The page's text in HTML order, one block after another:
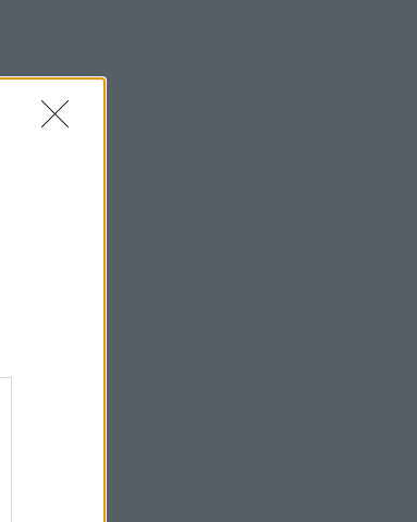
18:13
Τι είναι το «Papara» που έγινε viral στη